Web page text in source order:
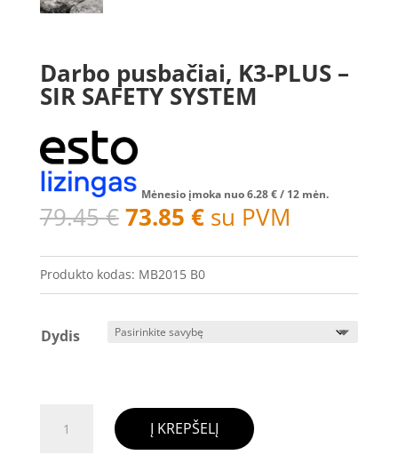
Darbo pusbačiai, K3-PLUS –
SIR SAFETY SYSTEM
Mėnesio įmoka nuo6.28€/ 12 mėn.
79.45€ Original
was:
79.45 €.
73.85 €Current
is:
73.85 €.
su PVM
Produkto kodas: MB2015 B0
Dydis
kiekis:
Į KREPŠELĮ